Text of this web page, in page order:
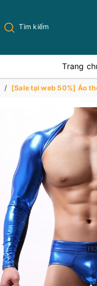
Tìm kiếm
Trang
/ [Sale tại web 50%] Áo